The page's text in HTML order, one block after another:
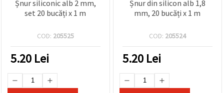
Șnur siliconic alb 2 mm,
set 20 bucăți x 1 m
COD: 205525
5.20 Lei
Șnur din silicon alb 1,8
mm, 20 bucăți x 1 m
COD: 205524
5.20 Lei